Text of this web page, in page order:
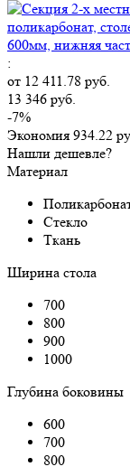
:
от 12 411.78 руб.
13 346 руб.
-7%
Экономия 934.22
Нашли дешевле?
Материал
Стекло
Ткань
Ширина стола
700
800
900
1000
Глубина боковины
600
700
800